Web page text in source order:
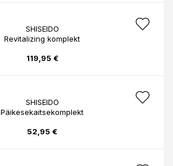
SHISEIDO
Revitalizing komplekt
119,95 €
SHISEIDO
Päikesekaitsekomplekt
52,95 €